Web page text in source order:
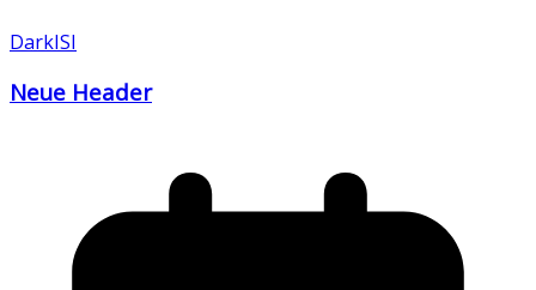
DarkISI
Neue Header